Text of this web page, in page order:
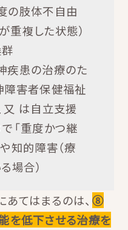
の肢体不自由
重複した状態）
群
疾患の治療のた
障害者保健福祉
又 は自立支援
「重度かつ継
知的障害（療
場合）
てはまるのは、 ⑧
を低下させる治療を